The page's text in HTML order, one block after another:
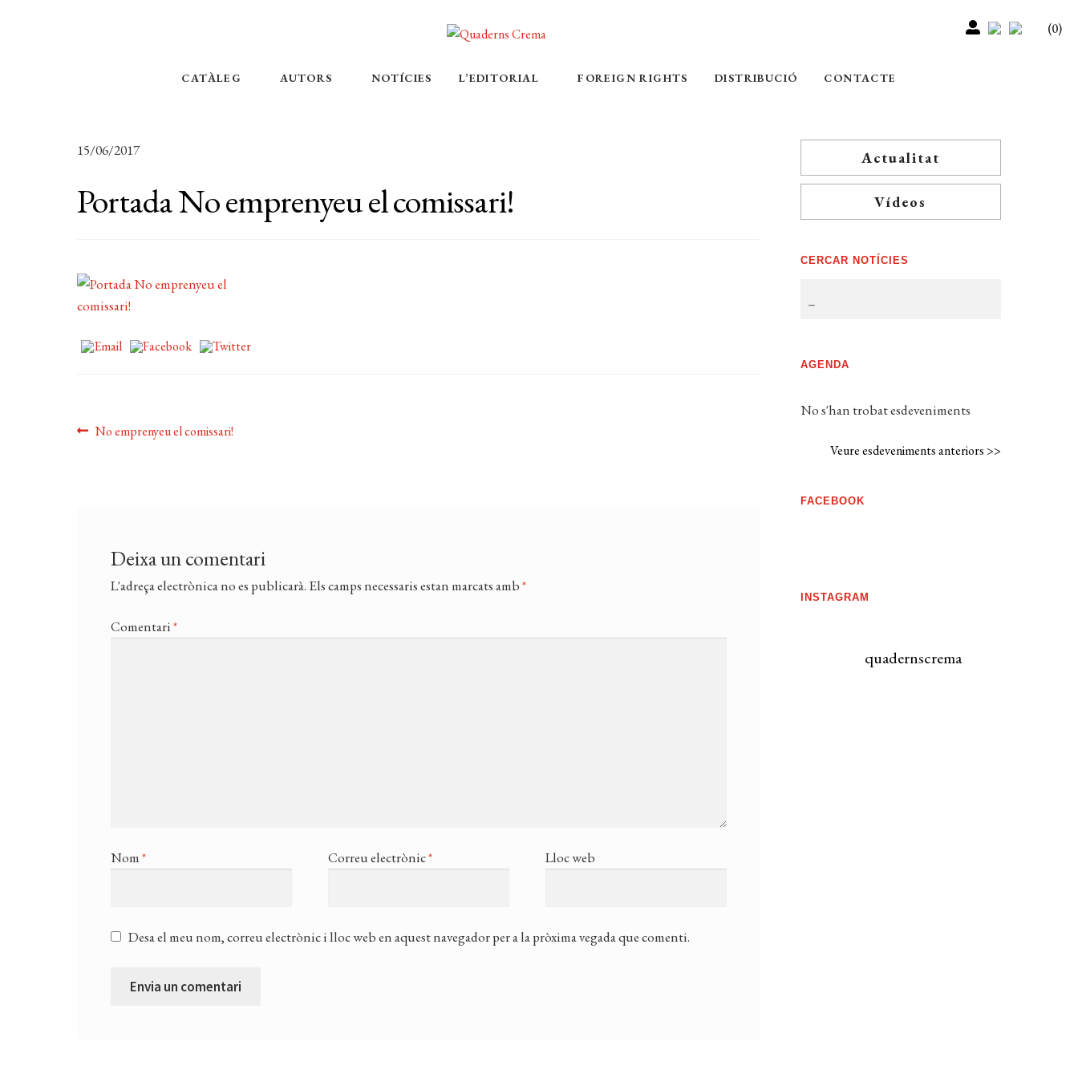
(0)
CATÀLEG AUTORS NOTÍCIES L’EDITORIAL FOREIGN RIGHTS DISTRIBUCIÓ CONTACTE
15/06/2017
Portada No emprenyeu el comissari!
Navegació
Entrada
No emprenyeu el comissari!
Deixa un comentari
L'adreça electrònica no es publicarà. Els camps necessaris estan marcats amb*
Comentari*
Nom* Correu electrònic* Lloc web
Desa el meu nom, correu electrònic i lloc web en aquest navegador per a la pròxima vegada que comenti.
Actualitat
Vídeos
CERCAR NOTÍCIES
AGENDA
No s'han trobat esdeveniments
Veure esdeveniments anteriors >>
FACEBOOK
INSTAGRAM
quadernscrema